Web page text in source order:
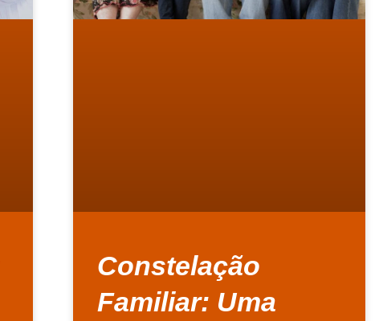
Constelação
Familiar: Uma